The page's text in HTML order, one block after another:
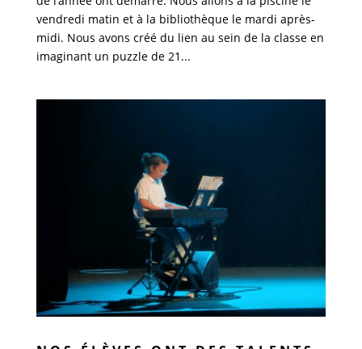
vendredi matin et à la bibliothèque le mardi après-
midi. Nous avons créé du lien au sein de la classe en
imaginant un puzzle de 21...